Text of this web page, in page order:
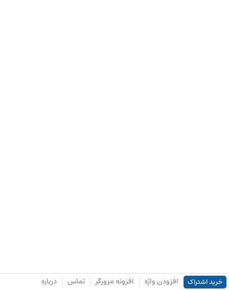
خرید اشتراک افزودن واژه افزونه مرورگر تماس درباره